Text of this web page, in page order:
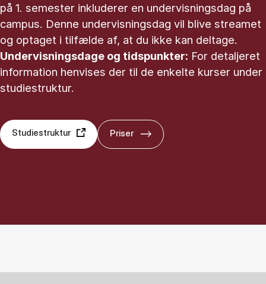
på 1. semester inkluderer en undervisningsdag på
campus. Denne undervisningsdag vil blive streamet
og optaget i tilfælde af, at du ikke kan deltage.
Undervisningsdage og tidspunkter: For detaljeret
information henvises der til de enkelte kurser under
studiestruktur.
Studiestruktur Priser